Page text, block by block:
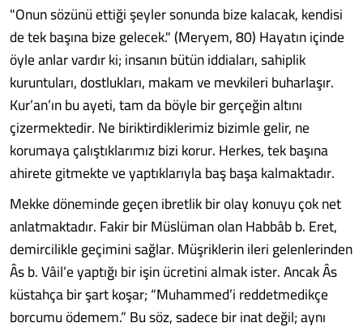
"Onun sözünü ettiği şeyler sonunda bize kalacak, kendisi
de tek başına bize gelecek." (Meryem, 80) Hayatın içinde
öyle anlar vardır ki; insanın bütün iddiaları, sahiplik
kuruntuları, dostlukları, makam ve mevkileri buharlaşır.
Kur’an’ın bu ayeti, tam da böyle bir gerçeğin altını
çizermektedir. Ne biriktirdiklerimiz bizimle gelir, ne
korumaya çalıştıklarımız bizi korur. Herkes, tek başına
ahirete gitmekte ve yaptıklarıyla baş başa kalmaktadır.
Mekke döneminde geçen ibretlik bir olay konuyu çok net
anlatmaktadır. Fakir bir Müslüman olan Habbâb b. Eret,
demircilikle geçimini sağlar. Müşriklerin ileri gelenlerinden
Âs b. Vâil’e yaptığı bir işin ücretini almak ister. Ancak Âs
küstahça bir şart koşar; “Muhammed’i reddetmedikçe
borcumu ödemem.” Bu söz, sadece bir inat değil; aynı